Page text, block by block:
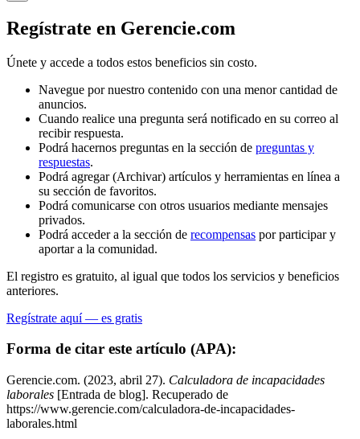
Regístrate en Gerencie.com
Únete y accede a todos estos beneficios sin costo.
Navegue por nuestro contenido con una menor cantidad de
anuncios.
Cuando realice una pregunta será notificado en su correo al
recibir respuesta.
Podrá hacernos preguntas en la sección de preguntas y
respuestas.
Podrá agregar (Archivar) artículos y herramientas en línea a
su sección de favoritos.
Podrá comunicarse con otros usuarios mediante mensajes
privados.
Podrá acceder a la sección de recompensas por participar y
aportar a la comunidad.
El registro es gratuito, al igual que todos los servicios y beneficios
anteriores.
Regístrate aquí — es gratis
Forma de citar este artículo (APA):
Gerencie.com. (2023, abril 27). Calculadora de incapacidades
laborales [Entrada de blog]. Recuperado de
https://www.gerencie.com/calculadora-de-incapacidades-
laborales.html